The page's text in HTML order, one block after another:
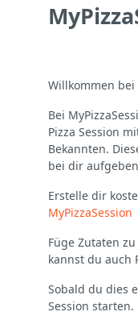
Willkommen bei
Bei
Pizza Session
Bekannten.
bei dir
Erstelle dir
MyPizzaSession
Füge Zutaten
kannst du auch
Sobald du dies
Session starten.